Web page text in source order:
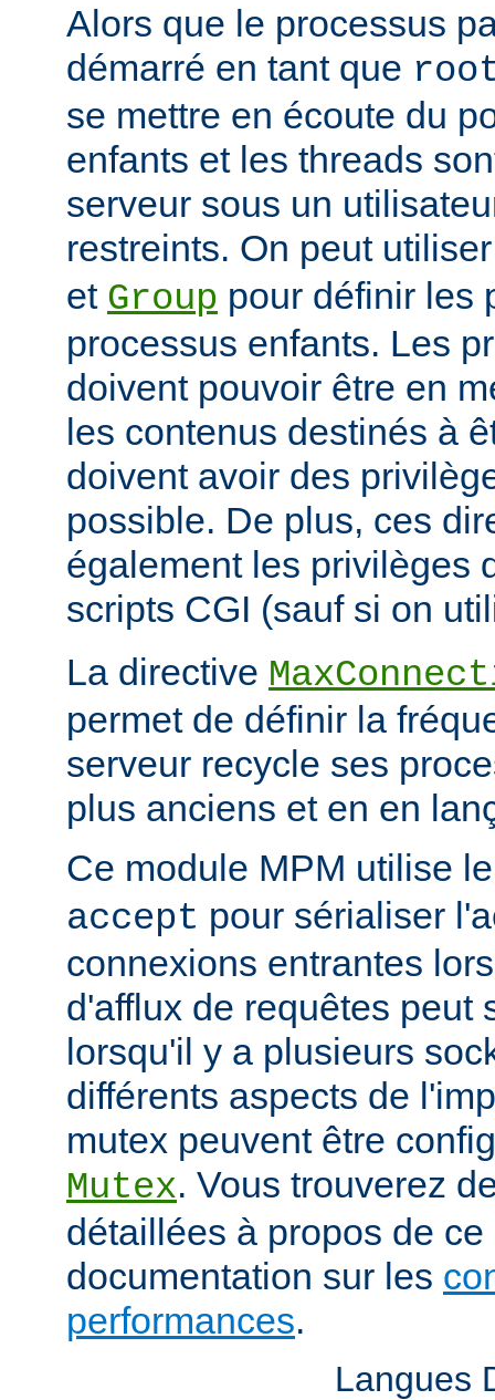
Alors que le processus
démarré en tant que
se mettre en écoute du
enfants et les threads
serveur sous un
restreints. On peut
et Group pour définir les
processus enfants. Les
doivent pouvoir être en
les contenus destinés à
doivent avoir des
possible. De plus, ces
également les privilèges
scripts CGI (sauf si on
La directive
permet de définir la
serveur recycle ses
plus anciens et en en
Ce module MPM utilise
accept pour sérialiser
connexions entrantes
d'afflux de requêtes peut
lorsqu'il y a plusieurs
différents aspects de
mutex peuvent être
Mutex. Vous trouverez
détaillées à propos de
documentation sur les
performances.
Langues